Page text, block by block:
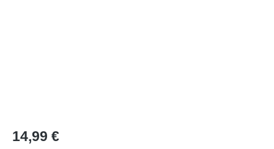
Regulärer Preis:
14,99 €